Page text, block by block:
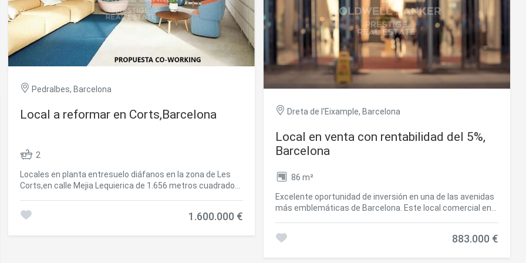
La mayor parte de las paredes son de pladur, lo que facilita
la redistribución del espacio según las necesidades del
nuevo propietario. Climatización con tres aires
acondicionados frío/calor y un calentador eléctrico de
300L. Ideal para inversores. Incluye licencia de centro de
salud no médico, permitiendo continuar con la misma
#ref:CBES2490
finalización de junio 2024. Tres plantas: Planta
subterránea: 290,37 m2 Planta Baja: 873,06m2 Planta Alllo:
841,26m2 Total: 2004,69m2 #ref:CBC31
Pedralbes, Barcelona
Local a reformar en Corts,Barcelona
2
Locales en planta entresuelo diáfanos en la zona de Les
Corts,en calle Mejia Lequierica de 1.656 metros cuadrados
Existe ya un proyecto finalizado para un Co-working ,1.600.000 €
Dreta de l'Eixample, Barcelona
Local en venta con rentabilidad del 5%,
Barcelona
86 m²
Excelente oportunidad de inversión en una de las avenidas
más emblemáticas de Barcelona. Este local comercial en
peatonal y vehicular, rodeada de teatros, restaurantes y
883.000 €